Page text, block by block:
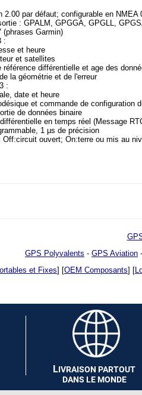
2.00 par défaut; configurable en NMEA
: GPALM, GPGGA, GPGLL,
(phrases Garmin)
:
et heure
et satellites
référence différentielle et age des
la géométrie et de l'erreur
:
date et heure
et commande de configuration
de données binaire
en temps réel (Message
1 µs de précision
Off:circuit ouvert; On:terre ou mis au
GPS Polyvalents - GPS Aviation
et Fixes] [OEM Composants] [
LIVRAISON PARTOUT
DANS LE MONDE